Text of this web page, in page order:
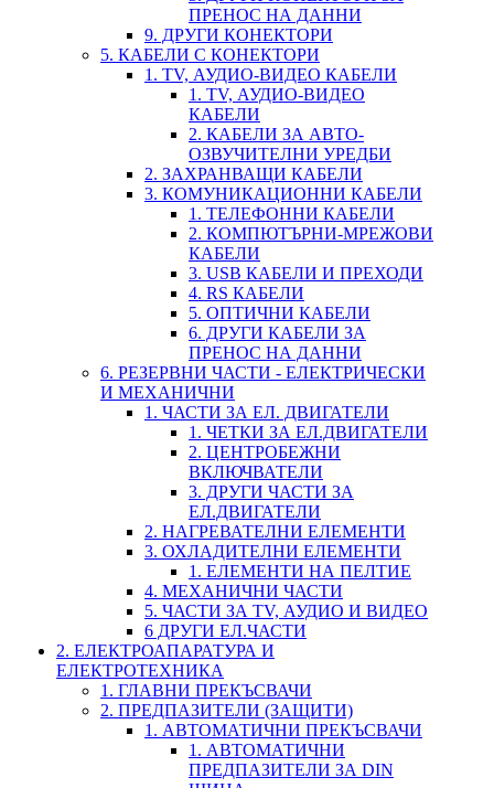
ПРЕНОС НА ДАННИ
9. ДРУГИ КОНЕКТОРИ
5. КАБЕЛИ С КОНЕКТОРИ
1. TV, АУДИО-ВИДЕО КАБЕЛИ
1. TV, АУДИО-ВИДЕО
КАБЕЛИ
2. КАБЕЛИ ЗА АВТО-
ОЗВУЧИТЕЛНИ УРЕДБИ
2. ЗАХРАНВАЩИ КАБЕЛИ
3. КОМУНИКАЦИОННИ КАБЕЛИ
1. ТЕЛЕФОННИ КАБЕЛИ
2. КОМПЮТЪРНИ-МРЕЖОВИ
КАБЕЛИ
3. USB КАБЕЛИ И ПРЕХОДИ
4. RS КАБЕЛИ
5. ОПТИЧНИ КАБЕЛИ
6. ДРУГИ КАБЕЛИ ЗА
ПРЕНОС НА ДАННИ
6. РЕЗЕРВНИ ЧАСТИ - ЕЛЕКТРИЧЕСКИ
И МЕХАНИЧНИ
1. ЧАСТИ ЗА ЕЛ. ДВИГАТЕЛИ
1. ЧЕТКИ ЗА ЕЛ.ДВИГАТЕЛИ
2. ЦЕНТРОБЕЖНИ
ВКЛЮЧВАТЕЛИ
3. ДРУГИ ЧАСТИ ЗА
ЕЛ.ДВИГАТЕЛИ
2. НАГРЕВАТЕЛНИ ЕЛЕМЕНТИ
3. ОХЛАДИТЕЛНИ ЕЛЕМЕНТИ
1. ЕЛЕМЕНТИ НА ПЕЛТИЕ
4. МЕХАНИЧНИ ЧАСТИ
5. ЧАСТИ ЗА TV, АУДИО И ВИДЕО
6 ДРУГИ ЕЛ.ЧАСТИ
2. ЕЛЕКТРОАПАРАТУРА И
ЕЛЕКТРОТЕХНИКА
1. ГЛАВНИ ПРЕКЪСВАЧИ
2. ПРЕДПАЗИТЕЛИ (ЗАЩИТИ)
1. АВТОМАТИЧНИ ПРЕКЪСВАЧИ
1. АВТОМАТИЧНИ
ПРЕДПАЗИТЕЛИ ЗА DIN